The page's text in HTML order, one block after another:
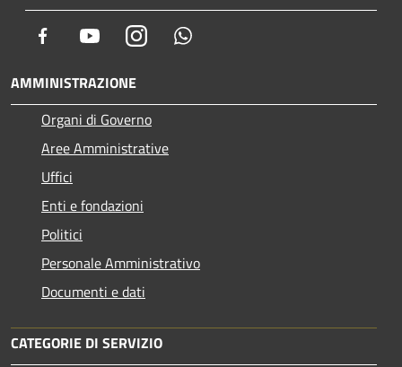
Facebook YoutubeInstagram
AMMINISTRAZIONE
Organi di Governo
Aree Amministrative
Uffici
Enti e fondazioni
Politici
Personale Amministrativo
Documenti e dati
CATEGORIE DI SERVIZIO